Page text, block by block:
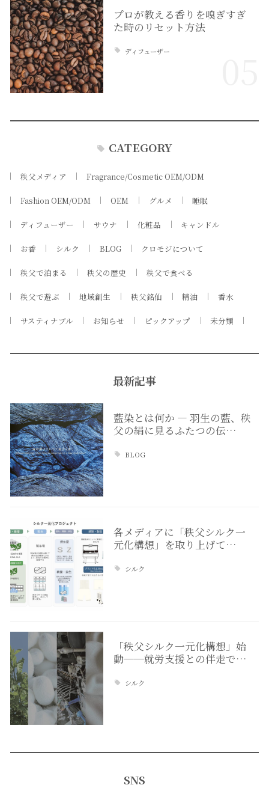
プロが教える香りを嗅ぎすぎ
た時のリセット方法
ディフューザー
CATEGORY
秩父メディア Fragrance/Cosmetic OEM/ODM
Fashion OEM/ODM OEM グルメ 睡眠
ディフューザー サウナ 化粧品 キャンドル
お香 シルク BLOG クロモジについて
秩父で泊まる 秩父の歴史 秩父で食べる
秩父で遊ぶ 地域創生 秩父銘仙 精油 香水
サスティナブル お知らせ ピックアップ 未分類
最新記事
藍染とは何か ― 羽生の藍、秩
父の絹に見るふたつの伝…
BLOG
各メディアに「秩父シルク一
元化構想」を取り上げて…
シルク
「秩父シルク一元化構想」始
動──就労支援との伴走で…
シルク
SNS